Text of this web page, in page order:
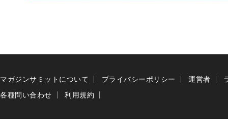
マガジンサミットについて プライバシーポリシー 運営者
各種問い合わせ
利用規約